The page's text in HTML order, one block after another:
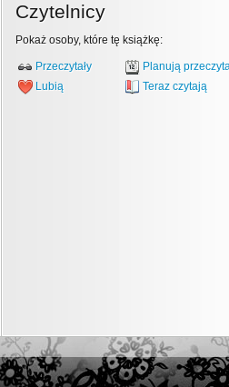
Czytelnicy
Pokaż osoby, które tę książkę:
Przeczytały
Planują
Lubią
Teraz czytają